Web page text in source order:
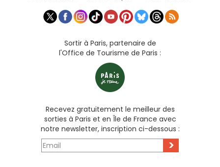
Sortir à Paris, partenaire de
l'Office de Tourisme de Paris :
Recevez gratuitement le meilleur des
sorties à Paris et en Île de France avec
notre newsletter, inscription ci-dessous :
>